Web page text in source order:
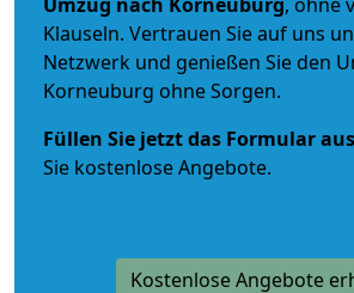
Klauseln. Vertrauen Sie auf uns
Netzwerk und genießen Sie den
Korneuburg ohne Sorgen.
Füllen Sie jetzt das Formular aus
Sie kostenlose Angebote.
Kostenlose Angebote